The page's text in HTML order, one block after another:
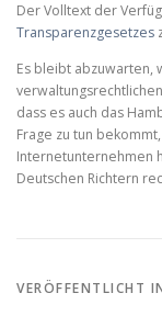
Der Volltext der
Transparenzgesetzes
Es bleibt abzuwarten,
dass es auch das
Frage zu tun
Internetunternehmen
Deutschen Richtern
VERÖFFENTLICHT